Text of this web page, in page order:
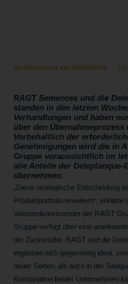
Veröffentlicht am 03/09/2024
RAGT Semences und die
standen in den letzten
Verhandlungen und haben
über den Übernahmeprozess
Vorbehaltlich der
Genehmigungen wird die in
Gruppe voraussichtlich im
alle Anteile der Deleplanque-
übernehmen.
„Diese strategische Entscheidung
Produktportfolio erweitern“, erklärte
Vorstandvorsitzender der RAGT
Gruppe verfügt über eine
der Zuckerrübe. RAGT und die
ergänzen sich gegenseitig ideal,
neuer Sorten, als auch in der
Kombination beider Unternehmen